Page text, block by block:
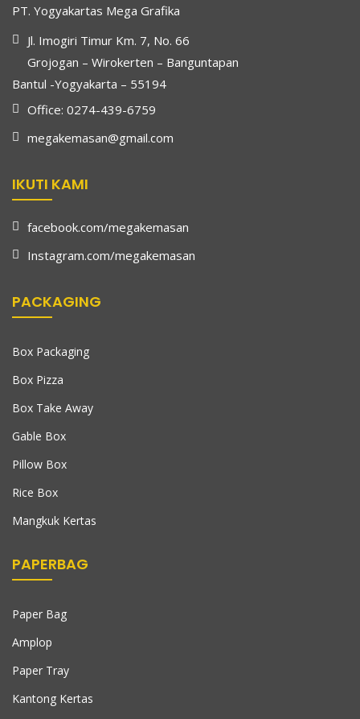
PT. Yogyakartas Mega Grafika
Jl. Imogiri Timur Km. 7, No. 66
Grojogan – Wirokerten – Banguntapan
Bantul -Yogyakarta – 55194
Office: 0274-439-6759
megakemasan@gmail.com
IKUTI KAMI
facebook.com/megakemasan
Instagram.com/megakemasan
PACKAGING
Box Packaging
Box Pizza
Box Take Away
Gable Box
Pillow Box
Rice Box
Mangkuk Kertas
PAPERBAG
Paper Bag
Amplop
Paper Tray
Kantong Kertas